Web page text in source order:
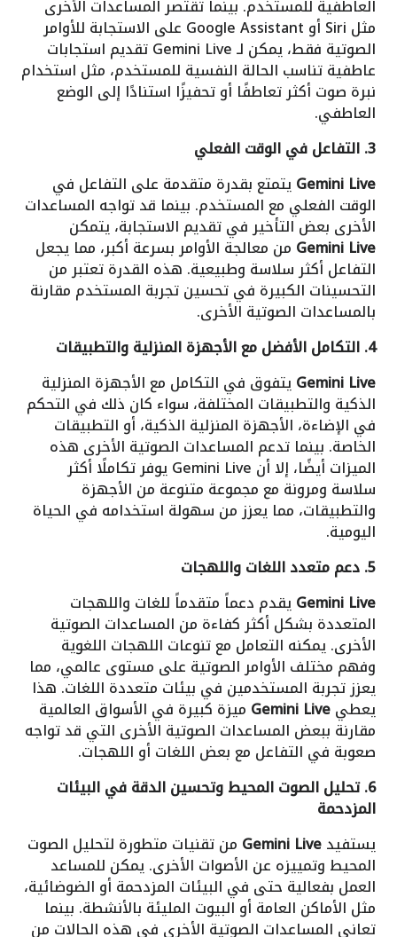
العاطفية للمستخدم. بينما تقتصر المساعدات الأخرى
مثل Siri أو Google Assistant على الاستجابة للأوامر
الصوتية فقط، يمكن لـ Gemini Live تقديم استجابات
عاطفية تناسب الحالة النفسية للمستخدم، مثل استخدام
نبرة صوت أكثر تعاطفًا أو تحفيزًا استنادًا إلى الوضع
العاطفي.
3. التفاعل في الوقت الفعلي
Gemini Liveيتمتع بقدرة متقدمة على التفاعل في
الوقت الفعلي مع المستخدم. بينما قد تواجه المساعدات
الأخرى بعض التأخير في تقديم الاستجابة، يتمكن
Gemini Live من معالجة الأوامر بسرعة أكبر، مما يجعل
التفاعل أكثر سلاسة وطبيعية. هذه القدرة تعتبر من
التحسينات الكبيرة في تحسين تجربة المستخدم مقارنة
بالمساعدات الصوتية الأخرى.
4. التكامل الأفضل مع الأجهزة المنزلية والتطبيقات
Gemini Liveيتفوق في التكامل مع الأجهزة المنزلية
الذكية والتطبيقات المختلفة، سواء كان ذلك في التحكم
في الإضاءة، الأجهزة المنزلية الذكية، أو التطبيقات
الخاصة. بينما تدعم المساعدات الصوتية الأخرى هذه
الميزات أيضًا، إلا أن Gemini Live يوفر تكاملًا أكثر
سلاسة ومرونة مع مجموعة متنوعة من الأجهزة
والتطبيقات، مما يعزز من سهولة استخدامه في الحياة
اليومية.
5. دعم متعدد اللغات واللهجات
Gemini Liveيقدم دعماً متقدماً للغات واللهجات
المتعددة بشكل أكثر كفاءة من المساعدات الصوتية
الأخرى. يمكنه التعامل مع تنوعات اللهجات اللغوية
وفهم مختلف الأوامر الصوتية على مستوى عالمي، مما
يعزز تجربة المستخدمين في بيئات متعددة اللغات. هذا
يعطيGemini Live ميزة كبيرة في الأسواق العالمية
مقارنة ببعض المساعدات الصوتية الأخرى التي قد تواجه
صعوبة في التفاعل مع بعض اللغات أو اللهجات.
6. تحليل الصوت المحيط وتحسين الدقة في البيئات
المزدحمة
يستفيدGemini Live من تقنيات متطورة لتحليل الصوت
المحيط وتمييزه عن الأصوات الأخرى. يمكن للمساعد
العمل بفعالية حتى في البيئات المزدحمة أو الضوضائية،
مثل الأماكن العامة أو البيوت المليئة بالأنشطة. بينما
تعاني المساعدات الصوتية الأخرى في هذه الحالات من